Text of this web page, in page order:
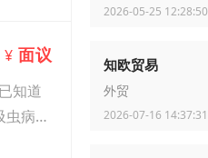
¥ 面议
知道
虫病
2026-05-25 12:28:50
知欧贸易
外贸
2026-07-16 14:37:31